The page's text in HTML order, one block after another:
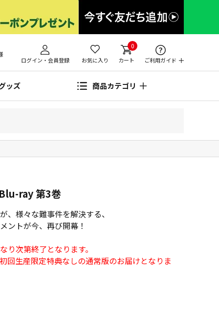
ログイン・会員登録 お気に入り
0
カート ご利用ガイド
ッズ 商品カテゴリ
ray 第3巻
、様々な難事件を解決する、
ントが今、再び開幕！
次第終了となります。
回生産限定特典なしの通常版のお届けとなりま